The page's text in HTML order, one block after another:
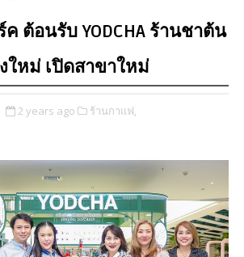
ต้อนรับ YODCHA ร้านชาต้น
ใหม่ เปิดสาขาใหม่
2 years ago ร้านกาแฟ,